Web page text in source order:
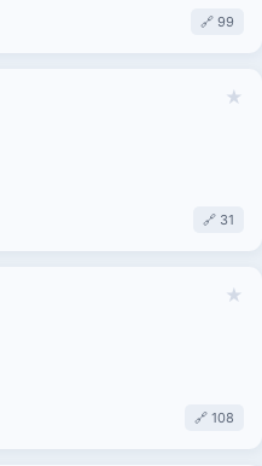
🔗 99
★
🔗 31
★
🔗 108